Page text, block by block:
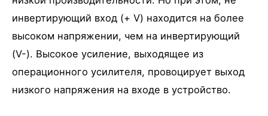
инвертирующий вход (+ V) находится на более
высоком напряжении, чем на инвертирующий
(V-). Высокое усиление, выходящее из
операционного усилителя, провоцирует выход
низкого напряжения на входе в устройство.